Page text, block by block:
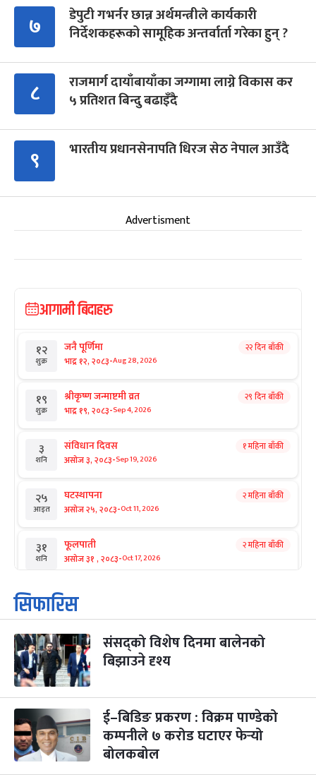
७
डेपुटी गभर्नर छान्न अर्थमन्त्रीले कार्यकारी
निर्देशकहरूको सामूहिक अन्तर्वार्ता गरेका हुन् ?
८
राजमार्ग दायाँबायाँका जग्गामा लाग्ने विकास कर
५ प्रतिशत बिन्दु बढाइँदै
९ भारतीय प्रधानसेनापति धिरज सेठ नेपाल आउँदै
Advertisment
आगामी बिदाहरु
१२
शुक्र
जनै पूर्णिमा
भाद्र १२, २०८३-Aug 28, 2026
२२ दिन बाँकी
१९
शुक्र
श्रीकृष्ण जन्माष्टमी व्रत
भाद्र १९, २०८३-Sep 4, 2026
२९ दिन बाँकी
३
शनि
संविधान दिवस
असोज ३, २०८३-Sep 19, 2026
१ महिना बाँकी
२५
आइत
घटस्थापना
असोज २५, २०८३-Oct 11, 2026
२ महिना बाँकी
३१
शनि
फूलपाती
असोज ३१ , २०८३-Oct 17, 2026
२ महिना बाँकी
१
आइत
कार्तिक सङ्क्रान्ति
कार्तिक १, २०८३
३
मंगल
महानवमी
कार्तिक ३, २०८३-Oct 20, 2026
२ महिना बाँकी
४
बुध कार्तिक ४, २०८३ -Oct 21, 2026
५
बिहि
पापा‌ङ्कुशा एकादशी व्रत
कार्तिक ५, २०८३-Oct 22, 2026
२ महिना बाँकी
सिफारिस
संसद्को विशेष दिनमा बालेनको
बिझाउने दृश्य
ई–बिडिङ प्रकरण : विक्रम पाण्डेको
कम्पनीले ७ करोड घटाएर फेर्‍यो
बोलकबोल